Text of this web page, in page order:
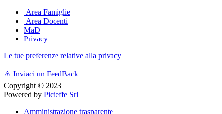
Area Famiglie
Area Docenti
MaD
Privacy
Le tue preferenze relative alla privacy
⚠️ Inviaci un FeedBack
Copyright © 2023
Powered by Picieffe Srl
Amministrazione trasparente